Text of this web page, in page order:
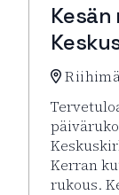
Kerran
rukous.